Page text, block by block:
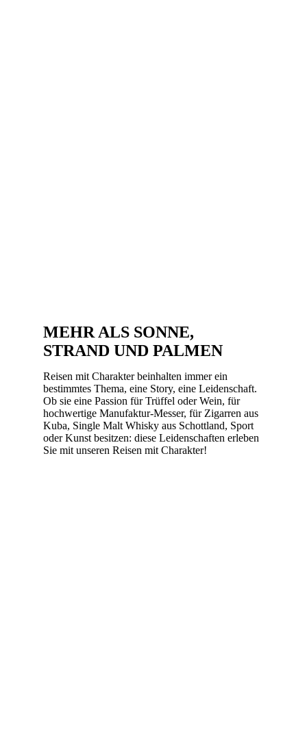
MEHR ALS SONNE,
STRAND UND PALMEN
Reisen mit Charakter beinhalten immer ein
bestimmtes Thema, eine Story, eine Leidenschaft.
Ob sie eine Passion für Trüffel oder Wein, für
hochwertige Manufaktur-Messer, für Zigarren aus
Kuba, Single Malt Whisky aus Schottland, Sport
oder Kunst besitzen: diese Leidenschaften erleben
Sie mit unseren Reisen mit Charakter!